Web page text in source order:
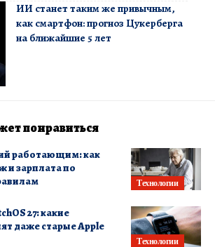
ИИ станет таким же привычным,
как смартфон: прогноз Цукерберга
на ближайшие 5 лет
понравиться
Технологии
работающим: как
и зарплата по
Технологии
27: какие
даже старые Apple